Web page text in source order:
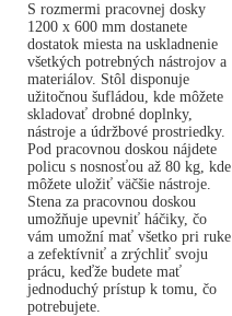
S rozmermi pracovnej dosky
1200 x 600 mm dostanete
dostatok miesta na uskladnenie
všetkých potrebných nástrojov a
materiálov. Stôl disponuje
užitočnou šufládou, kde môžete
skladovať drobné doplnky,
nástroje a údržbové prostriedky.
Pod pracovnou doskou nájdete
policu s nosnosťou až 80 kg, kde
môžete uložiť väčšie nástroje.
Stena za pracovnou doskou
umožňuje upevniť háčiky, čo
vám umožní mať všetko pri ruke
a zefektívniť a zrýchliť svoju
prácu, keďže budete mať
jednoduchý prístup k tomu, čo
potrebujete.